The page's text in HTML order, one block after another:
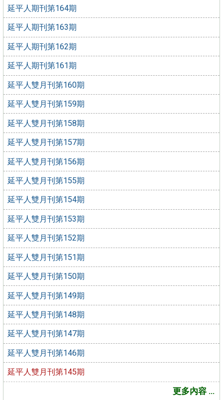
延平人期刊第164期
延平人期刊第163期
延平人期刊第162期
延平人期刊第161期
延平人雙月刊第160期
延平人雙月刊第159期
延平人雙月刊第158期
延平人雙月刊第157期
延平人雙月刊第156期
延平人雙月刊第155期
延平人雙月刊第154期
延平人雙月刊第153期
延平人雙月刊第152期
延平人雙月刊第151期
延平人雙月刊第150期
延平人雙月刊第149期
延平人雙月刊第148期
延平人雙月刊第147期
延平人雙月刊第146期
延平人雙月刊第145期
更多內容 ...